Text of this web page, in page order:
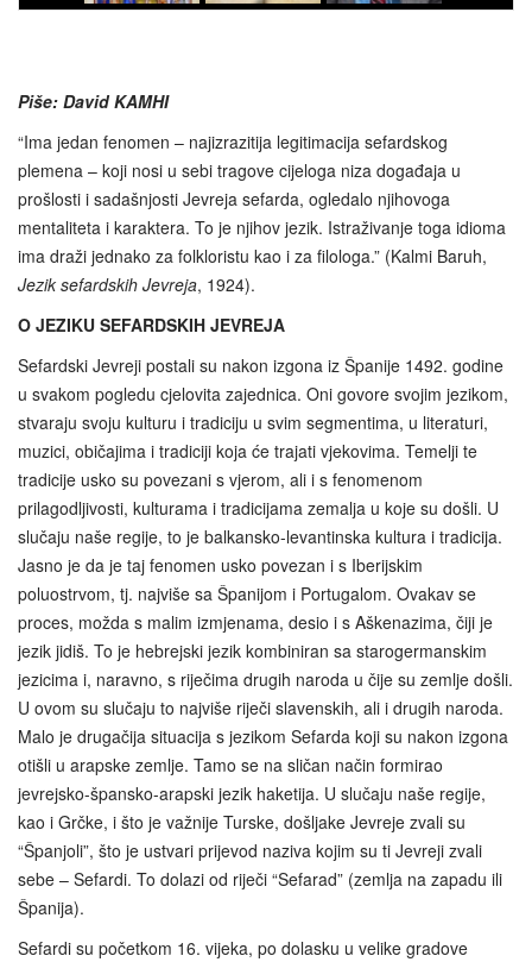
Piše: David KAMHI
“Ima jedan fenomen – najizrazitija legitimacija sefardskog
plemena – koji nosi u sebi tragove cijeloga niza događaja u
prošlosti i sadašnjosti Jevreja sefarda, ogledalo njihovoga
mentaliteta i karaktera. To je njihov jezik. Istraživanje toga idioma
ima draži jednako za folkloristu kao i za filologa.” (Kalmi Baruh,
Jezik sefardskih Jevreja, 1924).
O JEZIKU SEFARDSKIH JEVREJA
Sefardski Jevreji postali su nakon izgona iz Španije 1492. godine
u svakom pogledu cjelovita zajednica. Oni govore svojim jezikom,
stvaraju svoju kulturu i tradiciju u svim segmentima, u literaturi,
muzici, običajima i tradiciji koja će trajati vjekovima. Temelji te
tradicije usko su povezani s vjerom, ali i s fenomenom
prilagodljivosti, kulturama i tradicijama zemalja u koje su došli. U
slučaju naše regije, to je balkansko-levantinska kultura i tradicija.
Jasno je da je taj fenomen usko povezan i s Iberijskim
poluostrvom, tj. najviše sa Španijom i Portugalom. Ovakav se
proces, možda s malim izmjenama, desio i s Aškenazima, čiji je
jezik jidiš. To je hebrejski jezik kombiniran sa starogermanskim
jezicima i, naravno, s riječima drugih naroda u čije su zemlje došli.
U ovom su slučaju to najviše riječi slavenskih, ali i drugih naroda.
Malo je drugačija situacija s jezikom Sefarda koji su nakon izgona
otišli u arapske zemlje. Tamo se na sličan način formirao
jevrejsko-špansko-arapski jezik haketija. U slučaju naše regije,
kao i Grčke, i što je važnije Turske, došljake Jevreje zvali su
“Španjoli”, što je ustvari prijevod naziva kojim su ti Jevreji zvali
sebe – Sefardi. To dolazi od riječi “Sefarad” (zemlja na zapadu ili
Španija).
Sefardi su početkom 16. vijeka, po dolasku u velike gradove